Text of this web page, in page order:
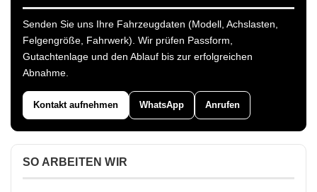
Senden Sie uns Ihre Fahrzeugdaten (Modell, Achslasten,
Felgengröße, Fahrwerk). Wir prüfen Passform,
Gutachtenlage und den Ablauf bis zur erfolgreichen
Abnahme.
Kontakt aufnehmen WhatsApp Anrufen
SO ARBEITEN WIR